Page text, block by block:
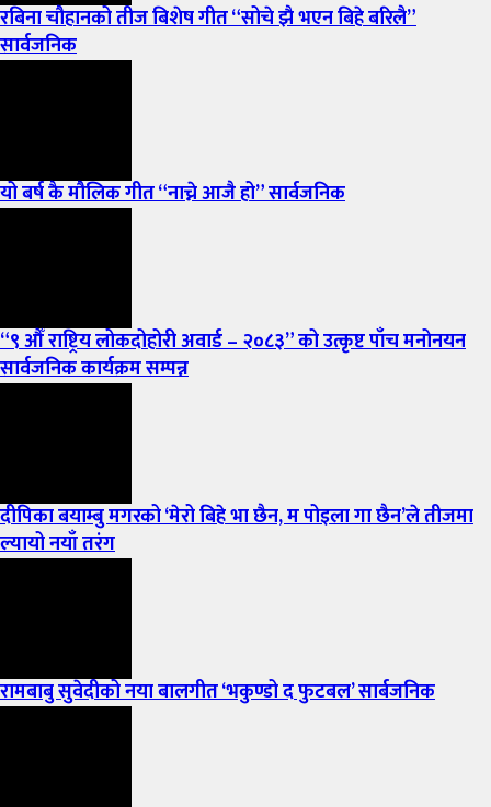
रबिना चौहानको तीज बिशेष गीत “सोचे झै भएन बिहे बरिलै”
सार्वजनिक
यो बर्ष कै मौलिक गीत “नाच्ने आजै हो” सार्वजनिक
“९ औँ राष्ट्रिय लोकदोहोरी अवार्ड – २०८३” को उत्कृष्ट पाँच मनोनयन
सार्वजनिक कार्यक्रम सम्पन्न
दीपिका बयाम्बु मगरको ‘मेरो बिहे भा छैन, म पोइला गा छैन’ले तीजमा
ल्यायो नयाँ तरंग
रामबाबु सुवेदीको नया बालगीत ‘भकुण्डो द फुटबल’ सार्बजनिक